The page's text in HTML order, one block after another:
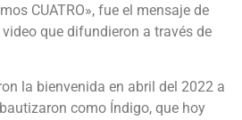
CUATRO», fue el mensaje de
que difundieron a través de
la bienvenida en abril del 2022 a
como Índigo, que hoy